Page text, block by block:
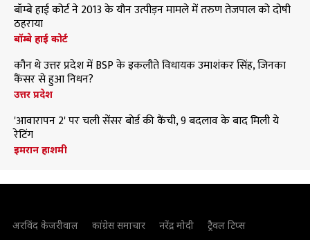
बॉम्बे हाई कोर्ट ने 2013 के यौन उत्पीड़न मामले में तरुण तेजपाल को दोषी
ठहराया
बॉम्बे हाई कोर्ट
कौन थे उत्तर प्रदेश में BSP के इकलौते विधायक उमाशंकर सिंह, जिनका
कैंसर से हुआ निधन?
उत्तर प्रदेश
'आवारापन 2' पर चली सेंसर बोर्ड की कैंची, 9 बदलाव के बाद मिली ये
रेटिंग
इमरान हाशमी
अरविंद केजरीवाल कांग्रेस समाचार नरेंद्र मोदी ट्रैवल टिप्स